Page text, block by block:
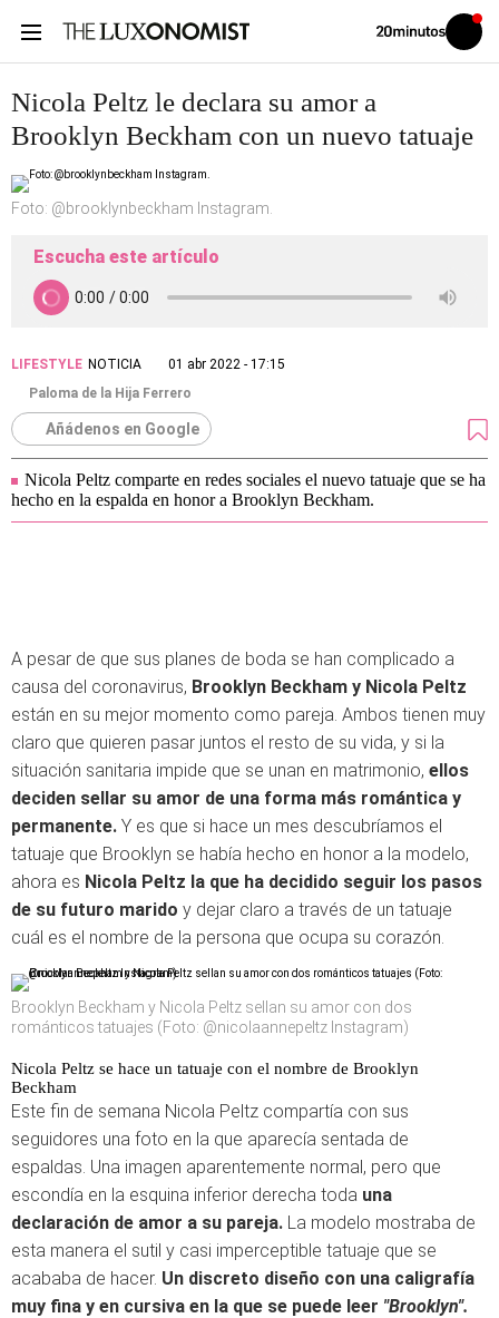
Volver
Iniciar
sesión
Nicola Peltz le declara su amor a
Brooklyn Beckham con un nuevo tatuaje
Foto: @brooklynbeckham Instagram.
Escucha este artículo
LIFESTYLE NOTICIA
01 abr 2022 - 17:15
Paloma de la Hija Ferrero
Añádenos en Google
Nicola Peltz comparte en redes sociales el nuevo tatuaje que se ha
hecho en la espalda en honor a Brooklyn Beckham.
A pesar de que sus planes de boda se han complicado a
causa del coronavirus, Brooklyn Beckham y Nicola Peltz
están en su mejor momento como pareja. Ambos tienen muy
claro que quieren pasar juntos el resto de su vida, y si la
situación sanitaria impide que se unan en matrimonio, ellos
deciden sellar su amor de una forma más romántica y
permanente. Y es que si hace un mes descubríamos el
tatuaje que Brooklyn se había hecho en honor a la modelo,
ahora es Nicola Peltz la que ha decidido seguir los pasos
de su futuro marido y dejar claro a través de un tatuaje
cuál es el nombre de la persona que ocupa su corazón.
Brooklyn Beckham y Nicola Peltz sellan su amor con dos
románticos tatuajes (Foto: @nicolaannepeltz Instagram)
Nicola Peltz se hace un tatuaje con el nombre de Brooklyn
Beckham
Este fin de semana Nicola Peltz compartía con sus
seguidores una foto en la que aparecía sentada de
espaldas. Una imagen aparentemente normal, pero que
escondía en la esquina inferior derecha toda una
declaración de amor a su pareja. La modelo mostraba de
esta manera el sutil y casi imperceptible tatuaje que se
acababa de hacer. Un discreto diseño con una caligrafía
muy fina y en cursiva en la que se puede leer "Brooklyn".